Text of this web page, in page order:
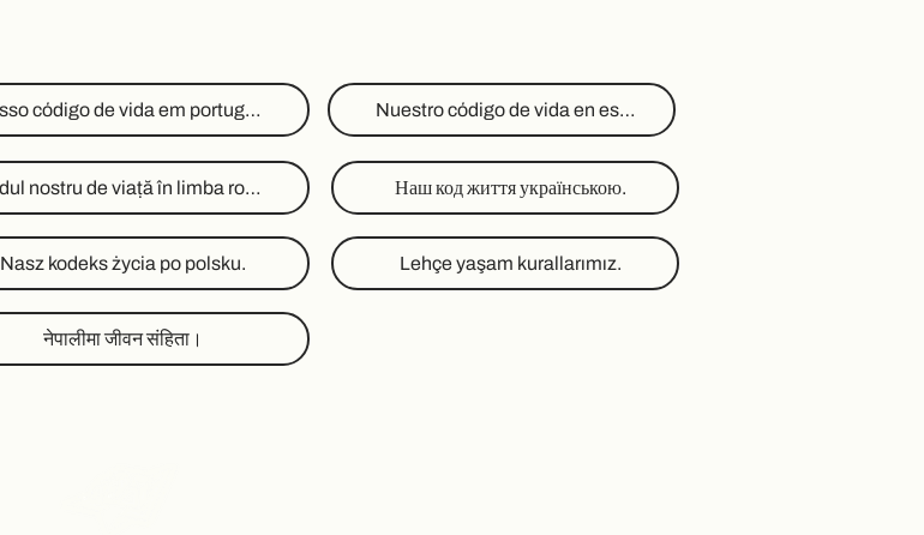
Nosso código de vida em português. Nuestro código de vida en español.
Codul nostru de viață în limba română. Наш код життя українською.
Nasz kodeks życia po polsku. Lehçe yaşam kurallarımız.
नेपालीमा जीवन संहिता।